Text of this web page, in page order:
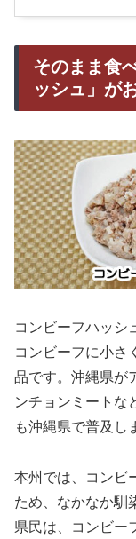
そのまま食
ッシュ」が
コンビーフハッシ
コンビーフに小さ
品です。沖縄県が
ンチョンミートな
も沖縄県で普及し
本州では、コンビ
ため、なかなか馴
県民は、コンビー